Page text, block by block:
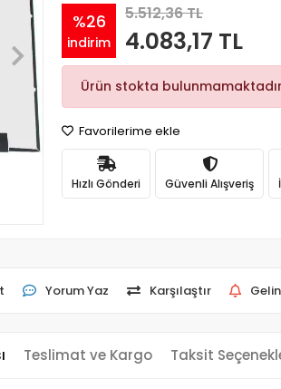
%26
indirim
5.512,36 TL
4.083,17 TL
Ürün stokta
Favorilerime ekle
Hızlı Gönderi Güvenli Alışveriş
Yorum Yaz Karşılaştır
Teslimat ve Kargo Taksit